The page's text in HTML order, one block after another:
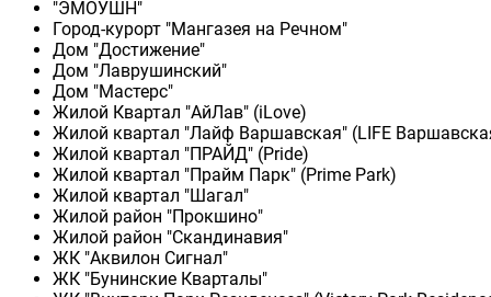
"ЭМОУШН"
Город-курорт "Мангазея на Речном"
Дом "Достижение"
Дом "Лаврушинский"
Дом "Мастерс"
Жилой Квартал "АйЛав" (iLove)
Жилой квартал "Лайф Варшавская" (LIFE
Жилой квартал "ПРАЙД" (Pride)
Жилой квартал "Прайм Парк" (Prime Park)
Жилой квартал "Шагал"
Жилой район "Прокшино"
Жилой район "Скандинавия"
ЖК "Аквилон Сигнал"
ЖК "Бунинские Кварталы"